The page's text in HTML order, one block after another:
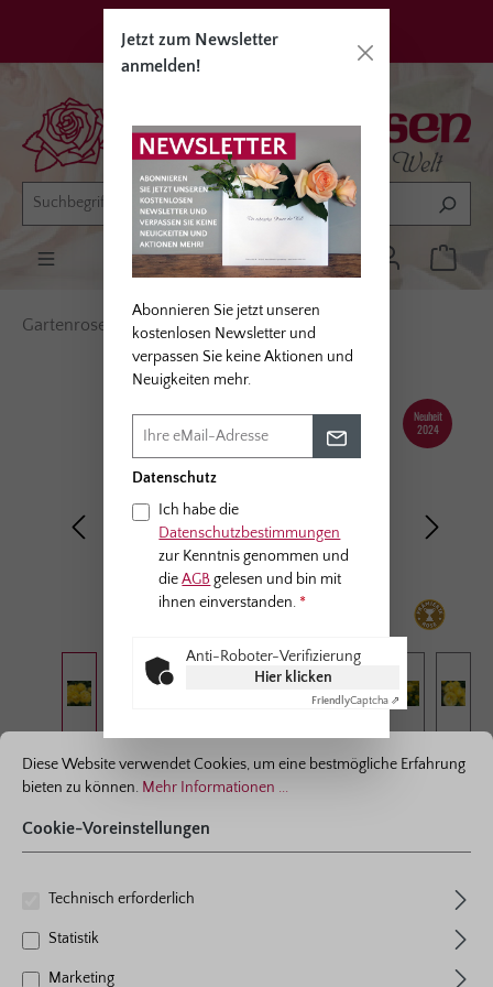
Privatkunden Erwerbsgärtner
Gartenrosen Rosentypen Beetrosen
Bildergalerie überspringen
Neuheit
2024
Beetrose
Here Comes the Sun®
Farbestrahlend zitronengelb
Blühverhaltenöfterblühend
Cookie-Voreinstellungen
...
Diese Website verwendet Cookies, um eine bestmögliche Erfahrung
bieten zu können. Mehr Informationen ...
Cookie-Voreinstellungen
Technisch erforderlich
Statistik
Marketing
Jetzt zum Newsletter
anmelden!
Abonnieren Sie jetzt unseren
kostenlosen Newsletter und
verpassen Sie keine Aktionen und
Neuigkeiten mehr.
Datenschutz
Ich habe die
Datenschutzbestimmungen
zur Kenntnis genommen und
dieAGB gelesen und bin mit
ihnen einverstanden. *
Anti-Roboter-Verifizierung
Hier klicken
FriendlyCaptcha ⇗